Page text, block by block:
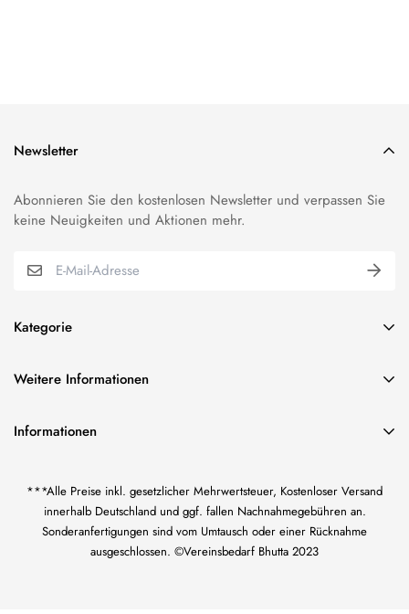
Kategorie
BUNDESWEHR EFFEKTEN
ORDEN & ABZEICHEN
KORDELN/TRESSE & FRANSEN
US CIVIL WAR-EFFEKTEN
WK I KAISERREICH-EFFEKTEN
WEHRMACHT UNIFORM-EFFEKTEN
Newsletter
Abonnieren Sie den kostenlosen Newsletter und verpassen Sie
keine Neuigkeiten und Aktionen mehr.
Weitere Informationen
über uns
AGB und Kundeninformationen
Widerrufsrecht
Datenschutzerklärung
Zahlung und Versand
Informationen
Inh. Bilal Bhutta
Götzenmühlweg 65
61350 Bad Homburg
***Alle Preise inkl. gesetzlicher Mehrwertsteuer, Kostenloser Versand
innerhalb Deutschland und ggf. fallen Nachnahmegebühren an.
Sonderanfertigungen sind vom Umtausch oder einer Rücknahme
ausgeschlossen. ©Vereinsbedarf Bhutta 2023